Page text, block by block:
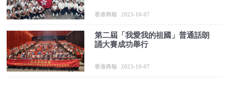
香港商報 2023-10-07
第二屆「我愛我的祖國」普通話朗
誦大賽成功舉行
香港商報 2023-10-07